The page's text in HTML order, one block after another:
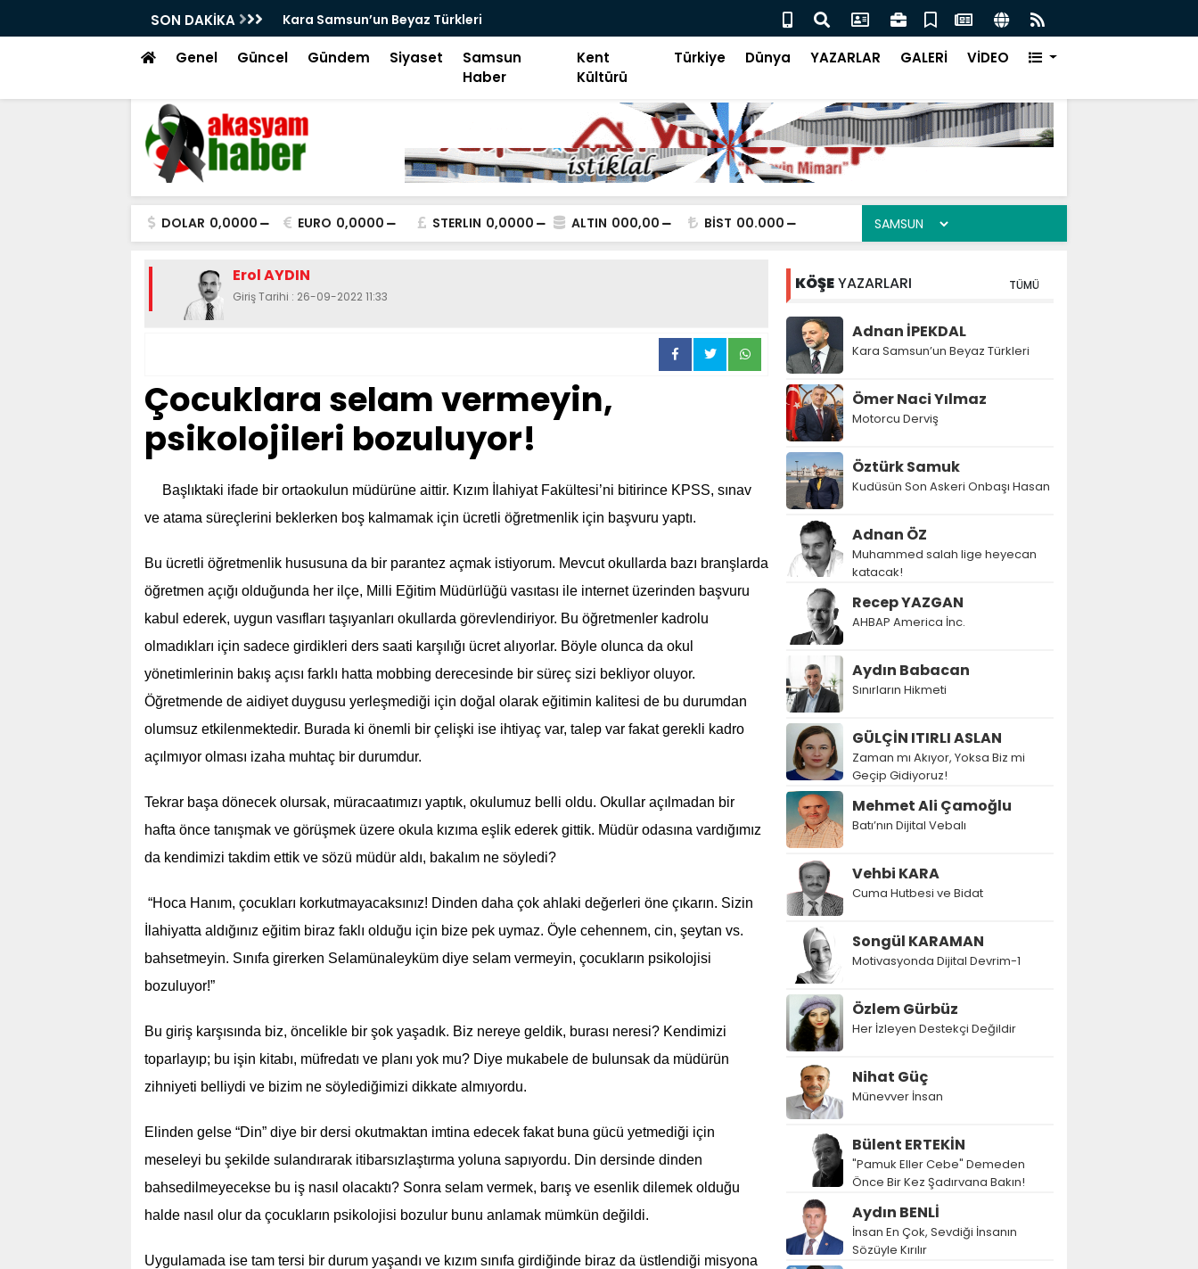
SON DAKİKA
Kara Samsun’un Beyaz Türkleri Kanallar Toprak ve Taşla Dolduruldu!
Genel Güncel Gündem Siyaset
Samsun
Haber
Kent
Kültürü
Türkiye Dünya YAZARLAR GALERİ VİDEO
DOLAR 0,0000 EURO 0,0000 STERLIN 0,0000 ALTIN 000,00 BİST 00.000
Erol AYDIN
Giriş Tarihi : 26-09-2022 11:33
Çocuklara selam vermeyin,
psikolojileri bozuluyor!
Başlıktaki ifade bir ortaokulun müdürüne aittir. Kızım İlahiyat Fakültesi’ni bitirince KPSS, sınav
ve atama süreçlerini beklerken boş kalmamak için ücretli öğretmenlik için başvuru yaptı.
Bu ücretli öğretmenlik hususuna da bir parantez açmak istiyorum. Mevcut okullarda bazı branşlarda
öğretmen açığı olduğunda her ilçe, Milli Eğitim Müdürlüğü vasıtası ile internet üzerinden başvuru
kabul ederek, uygun vasıfları taşıyanları okullarda görevlendiriyor. Bu öğretmenler kadrolu
olmadıkları için sadece girdikleri ders saati karşılığı ücret alıyorlar. Böyle olunca da okul
yönetimlerinin bakış açısı farklı hatta mobbing derecesinde bir süreç sizi bekliyor oluyor.
Öğretmende de aidiyet duygusu yerleşmediği için doğal olarak eğitimin kalitesi de bu durumdan
olumsuz etkilenmektedir. Burada ki önemli bir çelişki ise ihtiyaç var, talep var fakat gerekli kadro
açılmıyor olması izaha muhtaç bir durumdur.
Tekrar başa dönecek olursak, müracaatımızı yaptık, okulumuz belli oldu. Okullar açılmadan bir
hafta önce tanışmak ve görüşmek üzere okula kızıma eşlik ederek gittik. Müdür odasına vardığımız
da kendimizi takdim ettik ve sözü müdür aldı, bakalım ne söyledi?
“Hoca Hanım, çocukları korkutmayacaksınız! Dinden daha çok ahlaki değerleri öne çıkarın. Sizin
İlahiyatta aldığınız eğitim biraz faklı olduğu için bize pek uymaz. Öyle cehennem, cin, şeytan vs.
bahsetmeyin. Sınıfa girerken Selamünaleyküm diye selam vermeyin, çocukların psikolojisi
bozuluyor!”
Bu giriş karşısında biz, öncelikle bir şok yaşadık. Biz nereye geldik, burası neresi? Kendimizi
toparlayıp; bu işin kitabı, müfredatı ve planı yok mu? Diye mukabele de bulunsak da müdürün
zihniyeti belliydi ve bizim ne söylediğimizi dikkate almıyordu.
Elinden gelse “Din” diye bir dersi okutmaktan imtina edecek fakat buna gücü yetmediği için
meseleyi bu şekilde sulandırarak itibarsızlaştırma yoluna sapıyordu. Din dersinde dinden
bahsedilmeyecekse bu iş nasıl olacaktı? Sonra selam vermek, barış ve esenlik dilemek olduğu
halde nasıl olur da çocukların psikolojisi bozulur bunu anlamak mümkün değildi.
Uygulamada ise tam tersi bir durum yaşandı ve kızım sınıfa girdiğinde biraz da üstlendiği misyona
KÖŞEYAZARLARI TÜMÜ
Adnan İPEKDAL
Kara Samsun’un Beyaz Türkleri
Ömer Naci Yılmaz
Motorcu Derviş
Öztürk Samuk
Kudüsün Son Askeri Onbaşı Hasan
Adnan ÖZ
Muhammed salah lige heyecan
katacak!
Recep YAZGAN
AHBAP America İnc.
Aydın Babacan
Sınırların Hikmeti
GÜLÇİN ITIRLI ASLAN
Zaman mı Akıyor, Yoksa Biz mi
Geçip Gidiyoruz!
Mehmet Ali Çamoğlu
Batı’nın Dijital Vebalı
Vehbi KARA
Cuma Hutbesi ve Bidat
Songül KARAMAN
Motivasyonda Dijital Devrim-1
Özlem Gürbüz
Her İzleyen Destekçi Değildir
Nihat Güç
Münevver İnsan
Bülent ERTEKİN
"Pamuk Eller Cebe" Demeden
Önce Bir Kez Şadırvana Bakın!
Aydın BENLİ
İnsan En Çok, Sevdiği İnsanın
Sözüyle Kırılır